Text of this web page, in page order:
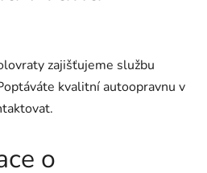
zajišťujeme službu
kvalitní autoopravnu v
o